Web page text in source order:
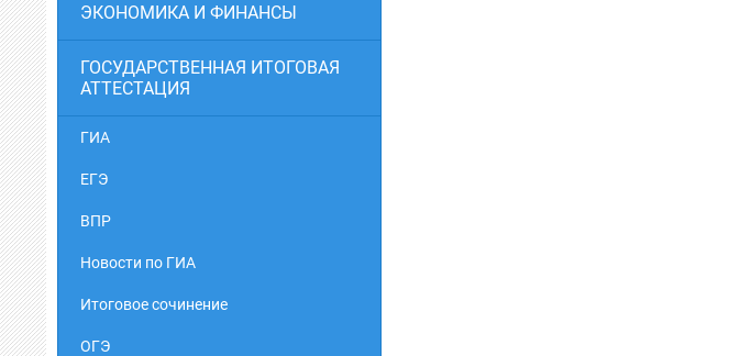
ЭКОНОМИКА И ФИНАНСЫ
ГОСУДАРСТВЕННАЯ ИТОГОВАЯ
АТТЕСТАЦИЯ
ГИА
ЕГЭ
ВПР
Новости по ГИА
Итоговое сочинение
ОГЭ